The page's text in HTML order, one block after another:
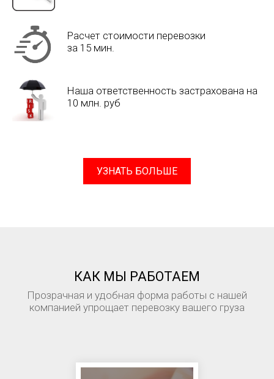
Расчет стоимости перевозки
за 15 мин.
Наша ответственность застрахована на
10 млн. руб
УЗНАТЬ БОЛЬШЕ
КАК МЫ РАБОТАЕМ
Прозрачная и удобная форма работы с нашей
компанией упрощает перевозку вашего груза